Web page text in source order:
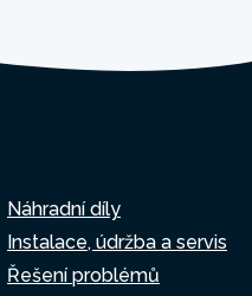
Náhradní díly
Instalace, údržba a servis
Řešení problémů